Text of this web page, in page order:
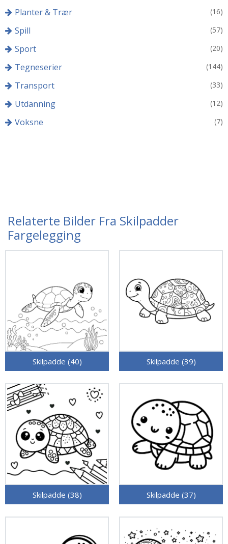
Planter & Trær (16)
Spill (57)
Sport (20)
Tegneserier (144)
Transport (33)
Utdanning (12)
Voksne (7)
Relaterte Bilder Fra Skilpadder
Fargelegging
Skilpadde (40) Skilpadde (39)
Skilpadde (38) Skilpadde (37)